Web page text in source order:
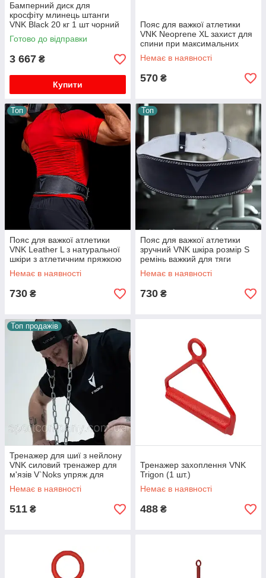
Бамперний диск для
кросфіту млинець штанги
VNK Black 20 кг 1 шт чорний
52 мм гума олімпійський
професійний
Готово до відправки
3 667 ₴
Купити
Пояс для важкої атлетики
VNK Neoprene XL захист для
спини при максимальних
навантаженнях
Немає в наявності
570 ₴
Топ
Пояс для важкої атлетики
VNK Leather L з натуральної
шкіри з атлетичним пряжкою
10 см тренувальний
Немає в наявності
730 ₴
Топ
Пояс для важкої атлетики
зручний VNK шкіра розмір S
ремінь важкий для тяги
штанги в спортзал
Немає в наявності
730 ₴
Топ продажів
Тренажер для шиї з нейлону
VNK силовий тренажер для
м'язів V`Noks упряж для
прокачування тренування
еспандер
Немає в наявності
511 ₴
Тренажер захоплення VNK
Trigon (1 шт.)
Немає в наявності
488 ₴